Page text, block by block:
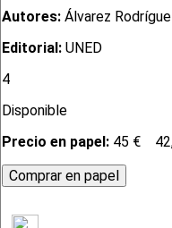
Autores: Álvarez
Editorial: UNED
4
Disponible
Precio en papel: 45 €